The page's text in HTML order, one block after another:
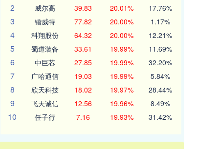
2 威尔高 39.83 20.01% 17.76%
3 锴威特 77.82 20.00% 1.17%
4 科翔股份 64.32 20.00% 12.21%
5 蜀道装备 33.61 19.99% 11.69%
6 中巨芯 27.85 19.99% 32.20%
7 广哈通信 19.03 19.99% 5.84%
8 欣天科技 18.02 19.97% 28.44%
9 飞天诚信 12.56 19.96% 8.49%
10 任子行 7.16 19.93% 31.42%